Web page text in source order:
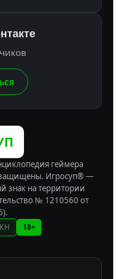
геймера
защищены. Игросуп® —
знак на территории
№ 1210560 от
18+